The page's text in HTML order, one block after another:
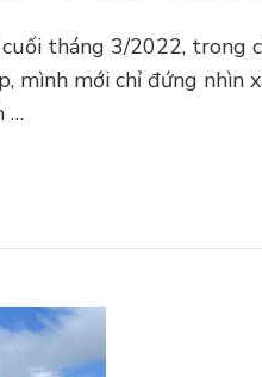
tháng 3/2022, trong
mình mới chỉ đứng nhìn
…